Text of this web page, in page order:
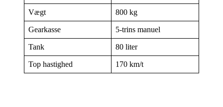
Vægt 800 kg
Gearkasse 5-trins manuel
Tank 80 liter
Top hastighed 170 km/t